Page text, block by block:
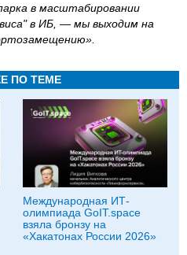
в масштабировании
в ИБ, — мы выходим на
ПО ТЕМЕ
Международная ИТ-
олимпиада GoIT.space
взяла бронзу на
«Хакатонах России 2026»